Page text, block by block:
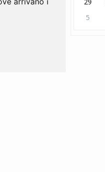
5